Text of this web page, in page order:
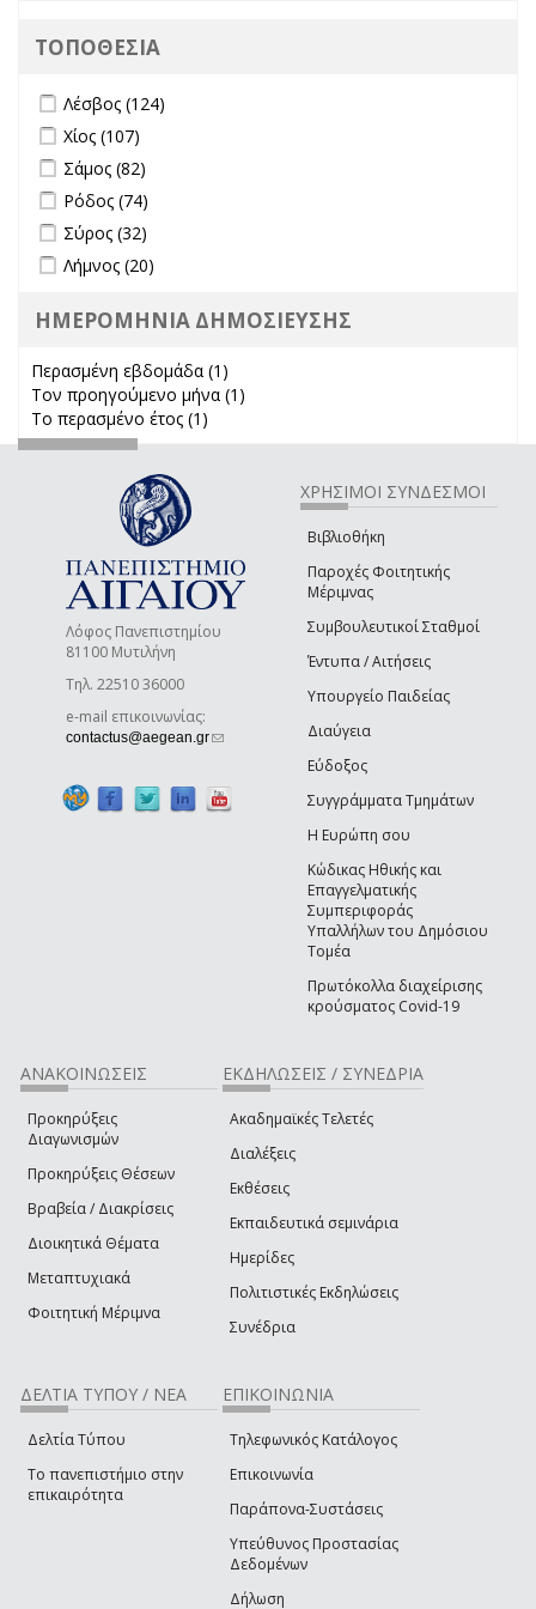
ΤΟΠΟΘΕΣΙΑ
Apply Λέσβος filter
Λέσβος (124)
Apply Χίος filter
Χίος (107)
Apply Σάμος filter
Σάμος (82)
Apply Ρόδος filter
Ρόδος (74)
Apply Σύρος filter
Σύρος (32)
Apply Λήμνος filter
Λήμνος (20)
ΗΜΕΡΟΜΗΝΙΑ ΔΗΜΟΣΙΕΥΣΗΣ
Περασμένη εβδομάδα (1)
Τον προηγούμενο μήνα (1)
Το περασμένο έτος (1)
Λόφος Πανεπιστημίου
81100 Μυτιλήνη
Τηλ. 22510 36000
e-mail επικοινωνίας:
contactus@aegean.gr(link sends e-mail)
ΧΡΗΣΙΜΟΙ ΣΥΝΔΕΣΜΟΙ
Βιβλιοθήκη
Παροχές Φοιτητικής
Μέριμνας
Συμβουλευτικοί Σταθμοί
Έντυπα / Αιτήσεις
Υπουργείο Παιδείας
Διαύγεια
Εύδοξος
Συγγράμματα Τμημάτων
Η Ευρώπη σου
Κώδικας Ηθικής και
Επαγγελματικής
Συμπεριφοράς
Υπαλλήλων του Δημόσιου
Τομέα
Πρωτόκολλα διαχείρισης
κρούσματος Covid-19
ΑΝΑΚΟΙΝΩΣΕΙΣ
Προκηρύξεις
Διαγωνισμών
Προκηρύξεις Θέσεων
Βραβεία / Διακρίσεις
Διοικητικά Θέματα
Μεταπτυχιακά
Φοιτητική Μέριμνα
ΕΚΔΗΛΩΣΕΙΣ / ΣΥΝΕΔΡΙΑ
Ακαδημαϊκές Τελετές
Διαλέξεις
Εκθέσεις
Εκπαιδευτικά σεμινάρια
Ημερίδες
Πολιτιστικές Εκδηλώσεις
Συνέδρια
ΔΕΛΤΙΑ ΤΥΠΟΥ / ΝΕΑ
Δελτία Τύπου
Το πανεπιστήμιο στην
επικαιρότητα
ΕΠΙΚΟΙΝΩΝΙΑ
Τηλεφωνικός Κατάλογος
Επικοινωνία
Παράπονα-Συστάσεις
Υπεύθυνος Προστασίας
Δεδομένων
Δήλωση